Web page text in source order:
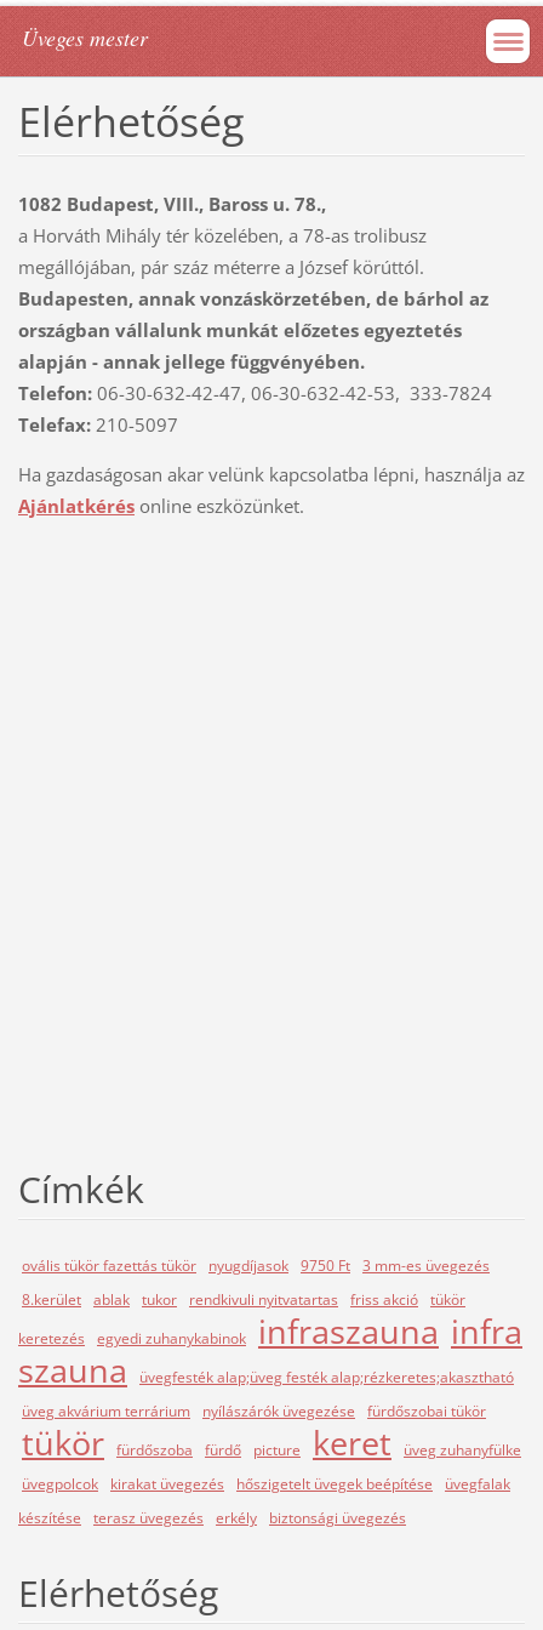
Üveges mester
Elérhetőség
1082 Budapest, VIII., Baross u. 78.,
a Horváth Mihály tér közelében, a 78-as trolibusz
megállójában, pár száz méterre a József körúttól.
Budapesten, annak vonzáskörzetében, de bárhol az
országban vállalunk munkát előzetes egyeztetés
alapján - annak jellege függvényében.
Telefon:06-30-632-42-47, 06-30-632-42-53, 333-7824
Telefax:210-5097
Ha gazdaságosan akar velünk kapcsolatba lépni, használja az
Ajánlatkérésonline eszközünket.
Címkék
ovális tükör fazettás tükör nyugdíjasok 9750 Ft 3 mm-es üvegezés
8.kerület ablak tukor rendkivuli nyitvatartas friss akció tükör
keretezés
egyedi zuhanykabinok infraszauna infra
szauna
üvegfesték alap;üveg festék alap;rézkeretes;akasztható
üveg akvárium terrárium
nyílászárók üvegezése fürdőszobai tükör
tükör fürdőszoba fürdő picture keret
üveg zuhanyfülke
üvegpolcok
kirakat üvegezés hőszigetelt üvegek beépítése
üvegfalak
készítése
terasz üvegezés erkély biztonsági üvegezés
Elérhetőség